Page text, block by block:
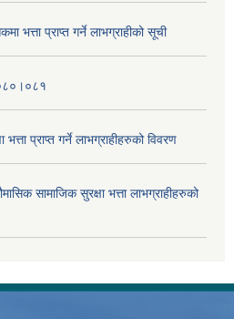
भत्ता प्राप्‍त गर्ने लाभग्राहीको सूची
प्राप्त गर्ने लाभग्राहीहरुको विवरण
सामाजिक सुरक्षा भत्ता लाभग्राहीहरुको